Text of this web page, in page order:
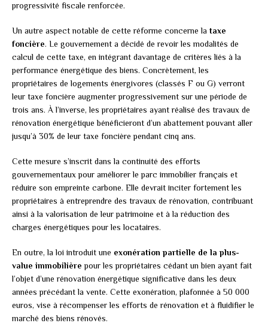
progressivité fiscale renforcée.
Un autre aspect notable de cette réforme concerne la taxe
foncière. Le gouvernement a décidé de revoir les modalités de
calcul de cette taxe, en intégrant davantage de critères liés à la
performance énergétique des biens. Concrètement, les
propriétaires de logements énergivores (classés F ou G) verront
leur taxe foncière augmenter progressivement sur une période de
trois ans. À l’inverse, les propriétaires ayant réalisé des travaux de
rénovation énergétique bénéficieront d’un abattement pouvant aller
jusqu’à 30% de leur taxe foncière pendant cinq ans.
Cette mesure s’inscrit dans la continuité des efforts
gouvernementaux pour améliorer le parc immobilier français et
réduire son empreinte carbone. Elle devrait inciter fortement les
propriétaires à entreprendre des travaux de rénovation, contribuant
ainsi à la valorisation de leur patrimoine et à la réduction des
charges énergétiques pour les locataires.
En outre, la loi introduit une exonération partielle de la plus-
value immobilière pour les propriétaires cédant un bien ayant fait
l’objet d’une rénovation énergétique significative dans les deux
années précédant la vente. Cette exonération, plafonnée à 50 000
euros, vise à récompenser les efforts de rénovation et à fluidifier le
marché des biens rénovés.